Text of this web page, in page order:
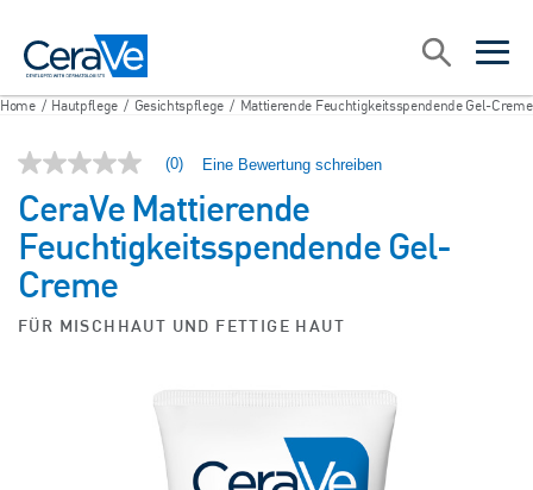
open
open
Suche
Home / Hautpflege / Gesichtspflege / Mattierende Feuchtigkeitsspendende Gel-Creme
Kein
Bewertungswert
Link
zur
gleichen
Seite.
(0) Eine Bewertung schreiben
CeraVe Mattierende
Feuchtigkeitsspendende Gel-
Creme
FÜR MISCHHAUT UND FETTIGE HAUT